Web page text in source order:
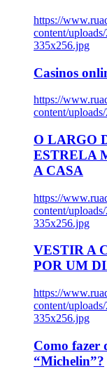
https://
content/
335x256.jpg
Casinos
https://
content/
O LARGO
ESTRELA
A CASA
https://
content/
335x256.jpg
VESTIR A
POR UM
https://
content/
335x256.jpg
Como fazer
“Michelin”?